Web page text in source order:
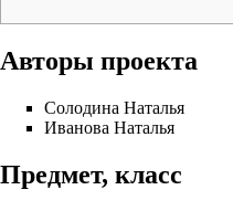
Авторы проекта
Солодина Наталья
Иванова Наталья
Предмет, класс